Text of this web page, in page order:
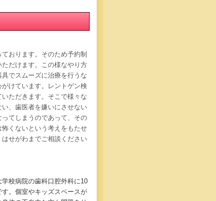
おります。そのため予約制
だけます。この様なやり方
でスムーズに治療を行うな
けています。レントゲン検
ただきます。そこで様々な
、歯医者を嫌いにさせない
てしまうのであって、その
くないという考えをもたせ
せがわまでご相談ください
校病院の歯科口腔外科に10
。個室やキッズスペースが